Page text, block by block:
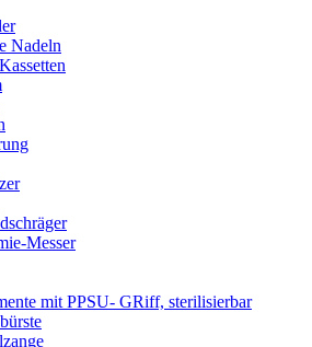
Nadeln
Messer
mit PPSU- GRiff, sterilisierbar